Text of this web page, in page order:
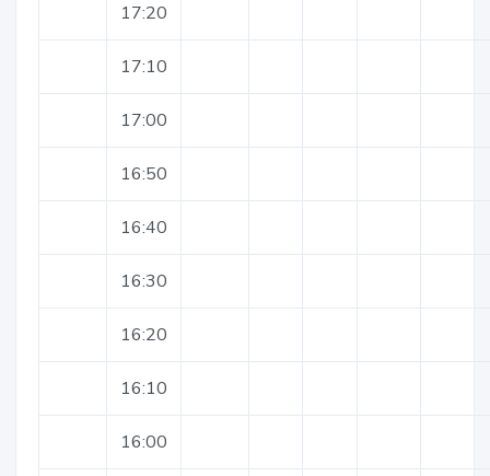
17:20
17:10
17:00
16:50
16:40
16:30
16:20
16:10
16:00